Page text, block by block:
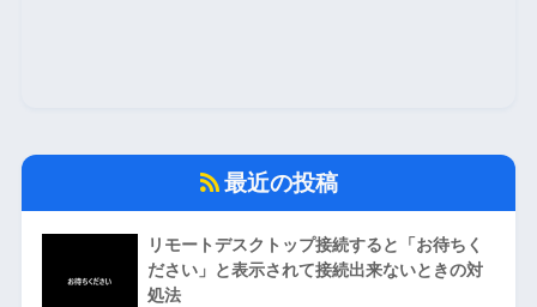
最近の投稿
リモートデスクトップ接続すると「お待ちく
ださい」と表示されて接続出来ないときの対
処法